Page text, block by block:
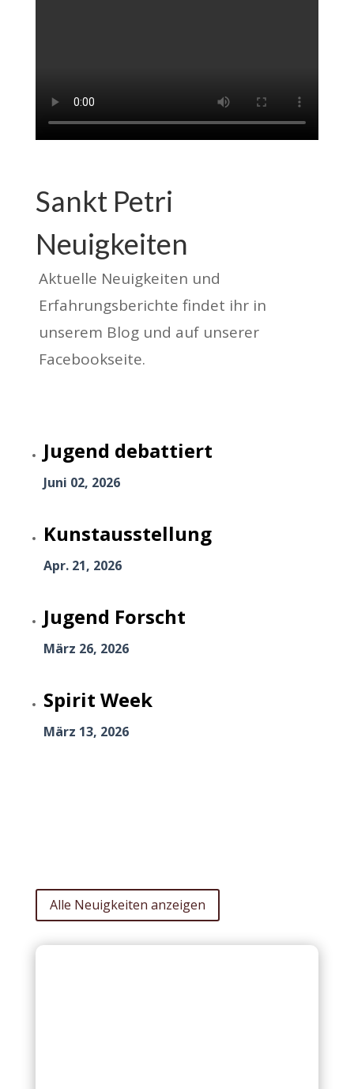
Sankt Petri
Neuigkeiten
Aktuelle Neuigkeiten und
Erfahrungsberichte findet ihr in
unserem Blog und auf unserer
Facebookseite.
Jugend debattiert
Juni 02, 2026
Kunstausstellung
Apr. 21, 2026
Jugend Forscht
März 26, 2026
Spirit Week
März 13, 2026
Alle Neuigkeiten anzeigen